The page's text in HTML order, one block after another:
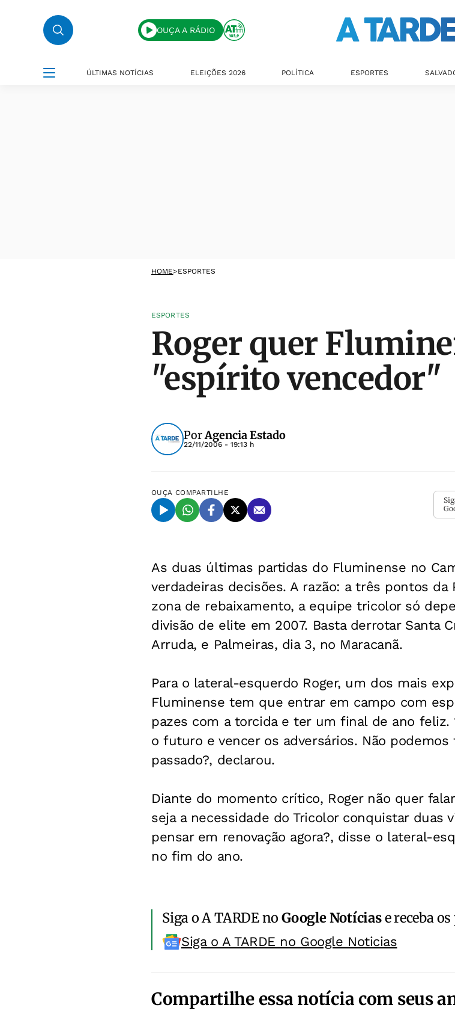
OUÇA A RÁDIO
ÚLTIMAS NOTÍCIAS ELEIÇÕES 2026 POLÍTICA ESPORTES
HOME>ESPORTES
ESPORTES
Roger quer
"espírito vencedor"
PorAgencia Estado
22/11/2006 - 19:13 h
OUÇA COMPARTILHE
As duas últimas partidas do Fluminense no
verdadeiras decisões. A razão: a três pontos
zona de rebaixamento, a equipe tricolor só
divisão de elite em 2007. Basta derrotar Santa
Arruda, e Palmeiras, dia 3, no Maracanã.
Para o lateral-esquerdo Roger, um dos mais
Fluminense tem que entrar em campo com
pazes com a torcida e ter um final de ano feliz.
o futuro e vencer os adversários. Não
passado?, declarou.
Diante do momento crítico, Roger não quer
seja a necessidade do Tricolor conquistar duas
pensar em renovação agora?, disse o lateral-
no fim do ano.
Siga o A TARDE noGoogle Notíciase receba
Siga o A TARDE no Google Noticias
Compartilhe essa notícia com seus